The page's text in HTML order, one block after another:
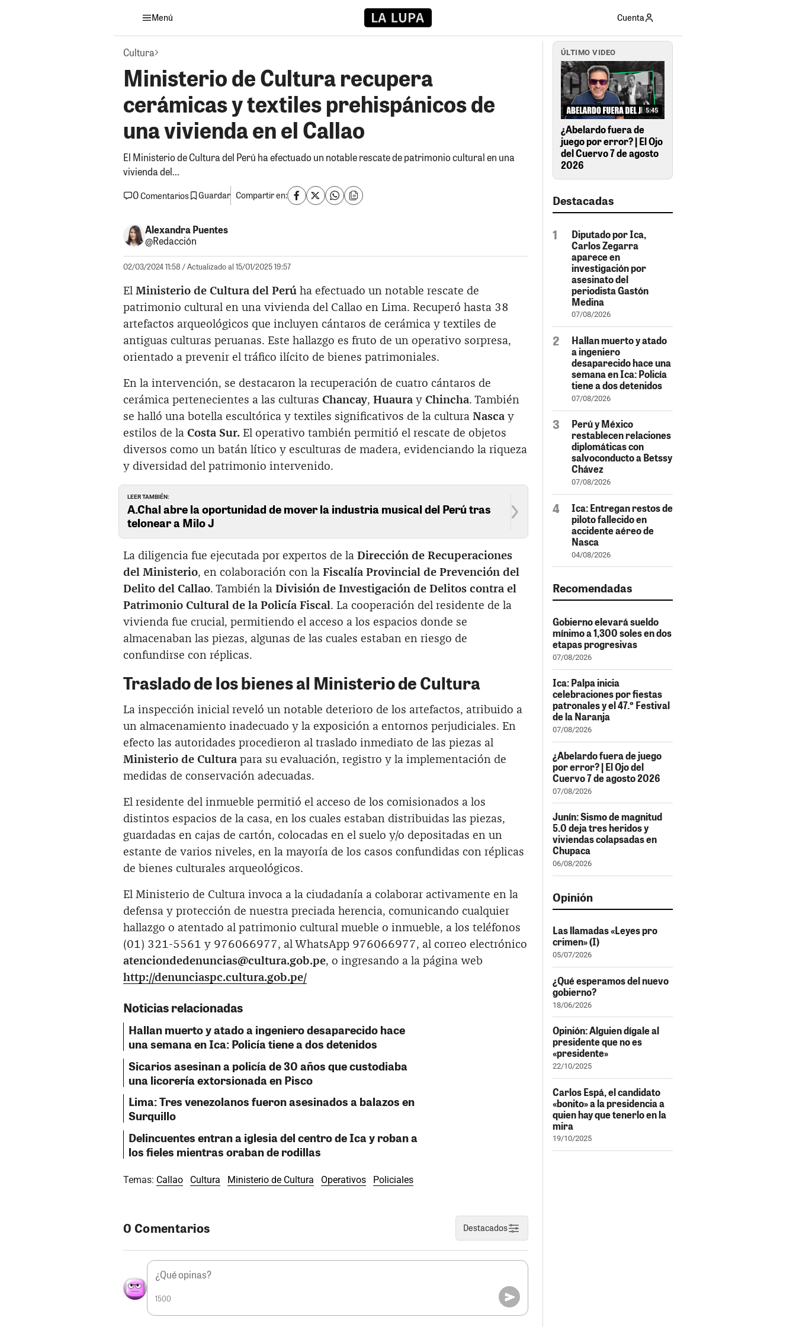
Menú Cuenta
Cultura
Ministerio de Cultura recupera
cerámicas y textiles prehispánicos de
una vivienda en el Callao
El Ministerio de Cultura del Perú ha efectuado un notable rescate de patrimonio cultural en una
vivienda del...
0Comentarios Guardar Compartir en:
Alexandra Puentes
@Redacción
02/03/2024 11:58 / Actualizado al 15/01/2025 19:57
El Ministerio de Cultura del Perú ha efectuado un notable rescate de
patrimonio cultural en una vivienda del Callao en Lima. Recuperó hasta 38
artefactos arqueológicos que incluyen cántaros de cerámica y textiles de
antiguas culturas peruanas. Este hallazgo es fruto de un operativo sorpresa,
orientado a prevenir el tráfico ilícito de bienes patrimoniales.
En la intervención, se destacaron la recuperación de cuatro cántaros de
cerámica pertenecientes a las culturas Chancay, Huaura y Chincha. También
se halló una botella escultórica y textiles significativos de la cultura Nasca y
estilos de la Costa Sur. El operativo también permitió el rescate de objetos
diversos como un batán lítico y esculturas de madera, evidenciando la riqueza
y diversidad del patrimonio intervenido.
LEER TAMBIÉN:
A.Chal abre la oportunidad de mover la industria musical del Perú tras
telonear a Milo J
La diligencia fue ejecutada por expertos de la Dirección de Recuperaciones
del Ministerio, en colaboración con la Fiscalía Provincial de Prevención del
Delito del Callao. También la División de Investigación de Delitos contra el
Patrimonio Cultural de la Policía Fiscal. La cooperación del residente de la
vivienda fue crucial, permitiendo el acceso a los espacios donde se
almacenaban las piezas, algunas de las cuales estaban en riesgo de
confundirse con réplicas.
Traslado de los bienes al Ministerio de Cultura
La inspección inicial reveló un notable deterioro de los artefactos, atribuido a
un almacenamiento inadecuado y la exposición a entornos perjudiciales. En
efecto las autoridades procedieron al traslado inmediato de las piezas al
Ministerio de Cultura para su evaluación, registro y la implementación de
medidas de conservación adecuadas.
El residente del inmueble permitió el acceso de los comisionados a los
distintos espacios de la casa, en los cuales estaban distribuidas las piezas,
guardadas en cajas de cartón, colocadas en el suelo y/o depositadas en un
estante de varios niveles, en la mayoría de los casos confundidas con réplicas
de bienes culturales arqueológicos.
El Ministerio de Cultura invoca a la ciudadanía a colaborar activamente en la
defensa y protección de nuestra preciada herencia, comunicando cualquier
hallazgo o atentado al patrimonio cultural mueble o inmueble, a los teléfonos
(01) 321-5561 y 976066977, al WhatsApp 976066977, al correo electrónico
atenciondedenuncias@cultura.gob.pe, o ingresando a la página web
http://denunciaspc.cultura.gob.pe/
Noticias relacionadas
Hallan muerto y atado a ingeniero desaparecido hace
una semana en Ica: Policía tiene a dos detenidos
Sicarios asesinan a policía de 30 años que custodiaba
una licorería extorsionada en Pisco
Lima: Tres venezolanos fueron asesinados a balazos en
Surquillo
Delincuentes entran a iglesia del centro de Ica y roban a
los fieles mientras oraban de rodillas
Temas: Callao Cultura Ministerio de Cultura Operativos Policiales
0 Comentarios Destacados
1500
ÚLTIMO VIDEO
5:45
¿Abelardo fuera de
juego por error? | El Ojo
del Cuervo 7 de agosto
2026
Destacadas
Diputado por Ica,
Carlos Zegarra
aparece en
investigación por
asesinato del
periodista Gastón
Medina
07/08/2026
Hallan muerto y atado
a ingeniero
desaparecido hace una
semana en Ica: Policía
tiene a dos detenidos
07/08/2026
Perú y México
restablecen relaciones
diplomáticas con
salvoconducto a Betssy
Chávez
07/08/2026
Ica: Entregan restos de
piloto fallecido en
accidente aéreo de
Nasca
04/08/2026
Recomendadas
Gobierno elevará sueldo
mínimo a 1,300 soles en dos
etapas progresivas
07/08/2026
Ica: Palpa inicia
celebraciones por fiestas
patronales y el 47.º Festival
de la Naranja
07/08/2026
¿Abelardo fuera de juego
por error? | El Ojo del
Cuervo 7 de agosto 2026
07/08/2026
Junín: Sismo de magnitud
5.0 deja tres heridos y
viviendas colapsadas en
Chupaca
06/08/2026
Opinión
Las llamadas «Leyes pro
crimen» (I)
05/07/2026
¿Qué esperamos del nuevo
gobierno?
18/06/2026
Opinión: Alguien dígale al
presidente que no es
«presidente»
22/10/2025
Carlos Espá, el candidato
«bonito» a la presidencia a
quien hay que tenerlo en la
mira
19/10/2025